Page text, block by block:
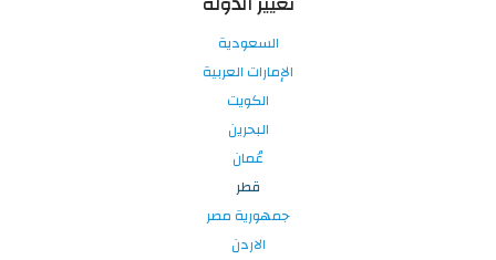
السعودية
الإمارات العربية
الكويت
البحرين
عُمان
قطر
جمهورية مصر
الاردن